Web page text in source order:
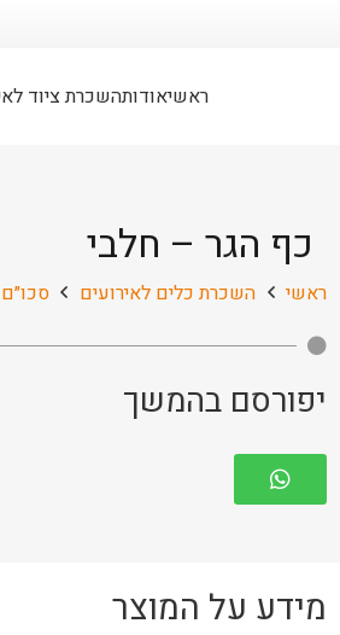
ראשיאודותהשכרת ציוד
כף הגר – חלבי
ראשי השכרת כלים לאירועים סכו״ם
יפורסם בהמשך
מידע על המוצר